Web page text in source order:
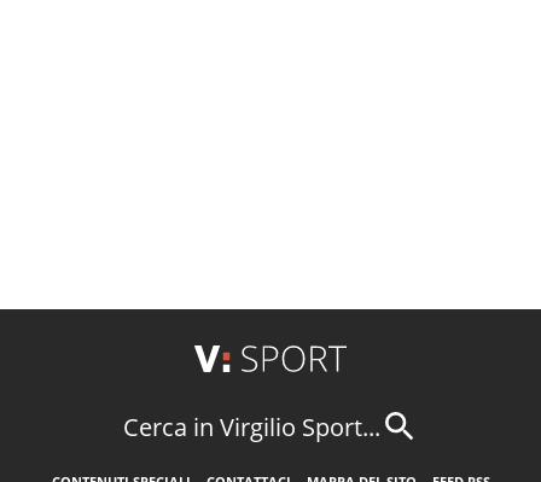
Cerca in Virgilio Sport...